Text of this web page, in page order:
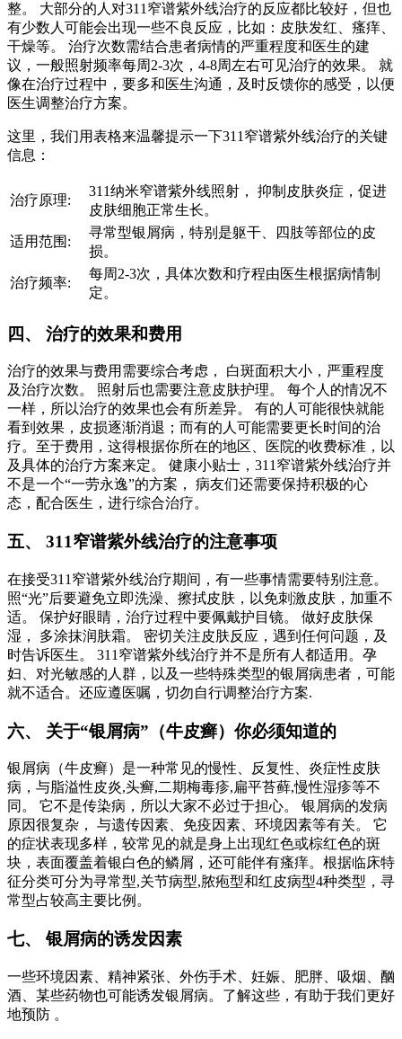
整。 大部分的人对311窄谱紫外线治疗的反应都比较好，但也
有少数人可能会出现一些不良反应，比如：皮肤发红、瘙痒、
干燥等。 治疗次数需结合患者病情的严重程度和医生的建
议，一般照射频率每周2-3次，4-8周左右可见治疗的效果。 就
像在治疗过程中，要多和医生沟通，及时反馈你的感受，以便
医生调整治疗方案。
这里，我们用表格来温馨提示一下311窄谱紫外线治疗的关键
信息：
治疗原理:
311纳米窄谱紫外线照射， 抑制皮肤炎症，促进
皮肤细胞正常生长。
适用范围:
寻常型银屑病，特别是躯干、四肢等部位的皮
损。
治疗频率:
每周2-3次，具体次数和疗程由医生根据病情制
定。
四、 治疗的效果和费用
治疗的效果与费用需要综合考虑， 白斑面积大小，严重程度
及治疗次数。 照射后也需要注意皮肤护理。 每个人的情况不
一样，所以治疗的效果也会有所差异。 有的人可能很快就能
看到效果，皮损逐渐消退；而有的人可能需要更长时间的治
疗。至于费用，这得根据你所在的地区、医院的收费标准，以
及具体的治疗方案来定。 健康小贴士，311窄谱紫外线治疗并
不是一个“一劳永逸”的方案， 病友们还需要保持积极的心
态，配合医生，进行综合治疗。
五、 311窄谱紫外线治疗的注意事项
在接受311窄谱紫外线治疗期间，有一些事情需要特别注意。
照“光”后要避免立即洗澡、擦拭皮肤，以免刺激皮肤，加重不
适。 保护好眼睛，治疗过程中要佩戴护目镜。 做好皮肤保
湿， 多涂抹润肤霜。 密切关注皮肤反应，遇到任何问题，及
时告诉医生。 311窄谱紫外线治疗并不是所有人都适用。孕
妇、对光敏感的人群，以及一些特殊类型的银屑病患者，可能
就不适合。还应遵医嘱，切勿自行调整治疗方案.
六、 关于“银屑病”（牛皮癣）你必须知道的
银屑病（牛皮癣）是一种常见的慢性、反复性、炎症性皮肤
病，与脂溢性皮炎,头癣,二期梅毒疹,扁平苔藓,慢性湿疹等不
同。 它不是传染病，所以大家不必过于担心。 银屑病的发病
原因很复杂， 与遗传因素、免疫因素、环境因素等有关。 它
的症状表现多样，较常见的就是身上出现红色或棕红色的斑
块，表面覆盖着银白色的鳞屑，还可能伴有瘙痒。根据临床特
征分类可分为寻常型,关节病型,脓疱型和红皮病型4种类型，寻
常型占较高主要比例。
七、 银屑病的诱发因素
一些环境因素、精神紧张、外伤手术、妊娠、肥胖、吸烟、酗
酒、某些药物也可能诱发银屑病。了解这些，有助于我们更好
地预防 。